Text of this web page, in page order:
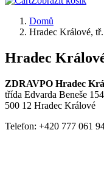
Domů
Hradec Králové,
Hradec
ZDRAVPO Hradec
třída Edvarda Beneše
500 12 Hradec Králové
Telefon: +420 777 061